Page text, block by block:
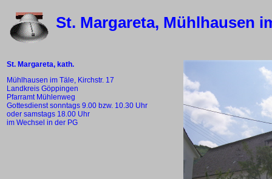
St. Margareta, Mühlhausen
St. Margareta, kath.
Mühlhausen im Täle, Kirchstr. 17
Landkreis Göppingen
Pfarramt Mühlenweg
Gottesdienst sonntags 9.00 bzw. 10.30 Uhr
oder samstags 18.00 Uhr
im Wechsel in der PG